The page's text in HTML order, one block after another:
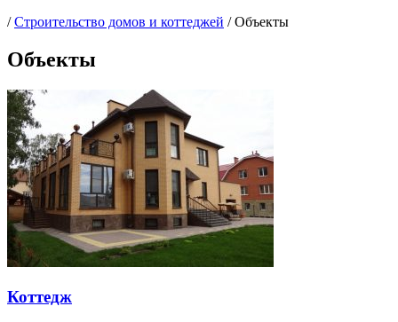
/Cтроительство домов и коттеджей /Объекты
Объекты
Коттедж